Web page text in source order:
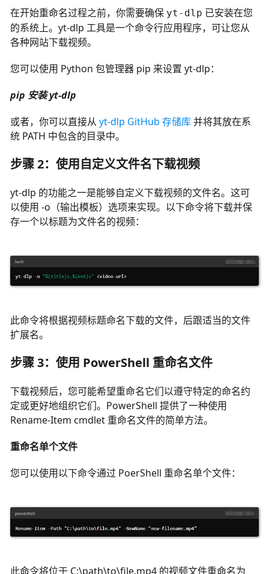
在开始重命名过程之前，你需要确保 yt-dlp 已安装在您
的系统上。yt-dlp 工具是一个命令行应用程序，可让您从
各种网站下载视频。
您可以使用 Python 包管理器 pip 来设置 yt-dlp：
pip 安装 yt-dlp
或者，你可以直接从 yt-dlp GitHub 存储库并将其放在系
统 PATH 中包含的目录中。
步骤 2：使用自定义文件名下载视频
yt-dlp 的功能之一是能够自定义下载视频的文件名。这可
以使用 -o（输出模板）选项来实现。以下命令将下载并保
存一个以标题为文件名的视频：
此命令将根据视频标题命名下载的文件，后跟适当的文件
扩展名。
步骤 3：使用 PowerShell 重命名文件
下载视频后，您可能希望重命名它们以遵守特定的命名约
定或更好地组织它们。PowerShell 提供了一种使用
Rename-Item cmdlet 重命名文件的简单方法。
重命名单个文件
您可以使用以下命令通过 PoerShell 重命名单个文件：
此命令将位于 C:\path\to\file.mp4 的视频文件重命名为